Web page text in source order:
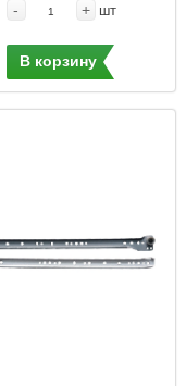
- + шт
В корзину